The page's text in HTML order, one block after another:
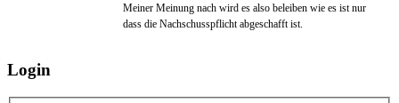
Meiner Meinung nach wird es also beleiben wie es ist nur
dass die Nachschusspflicht abgeschafft ist.
Login